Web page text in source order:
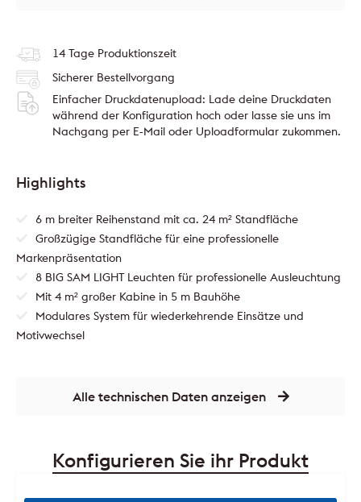
14 Tage Produktionszeit
Sicherer Bestellvorgang
Einfacher Druckdatenupload: Lade deine Druckdaten
während der Konfiguration hoch oder lasse sie uns im
Nachgang per E-Mail oder Uploadformular zukommen.
Highlights
6 m breiter Reihenstand mit ca. 24 m² Standfläche
Großzügige Standfläche für eine professionelle
Markenpräsentation
8 BIG SAM LIGHT Leuchten für professionelle Ausleuchtung
Mit 4 m² großer Kabine in 5 m Bauhöhe
Modulares System für wiederkehrende Einsätze und
Motivwechsel
Alle technischen Daten anzeigen
Konfigurieren Sie ihr Produkt